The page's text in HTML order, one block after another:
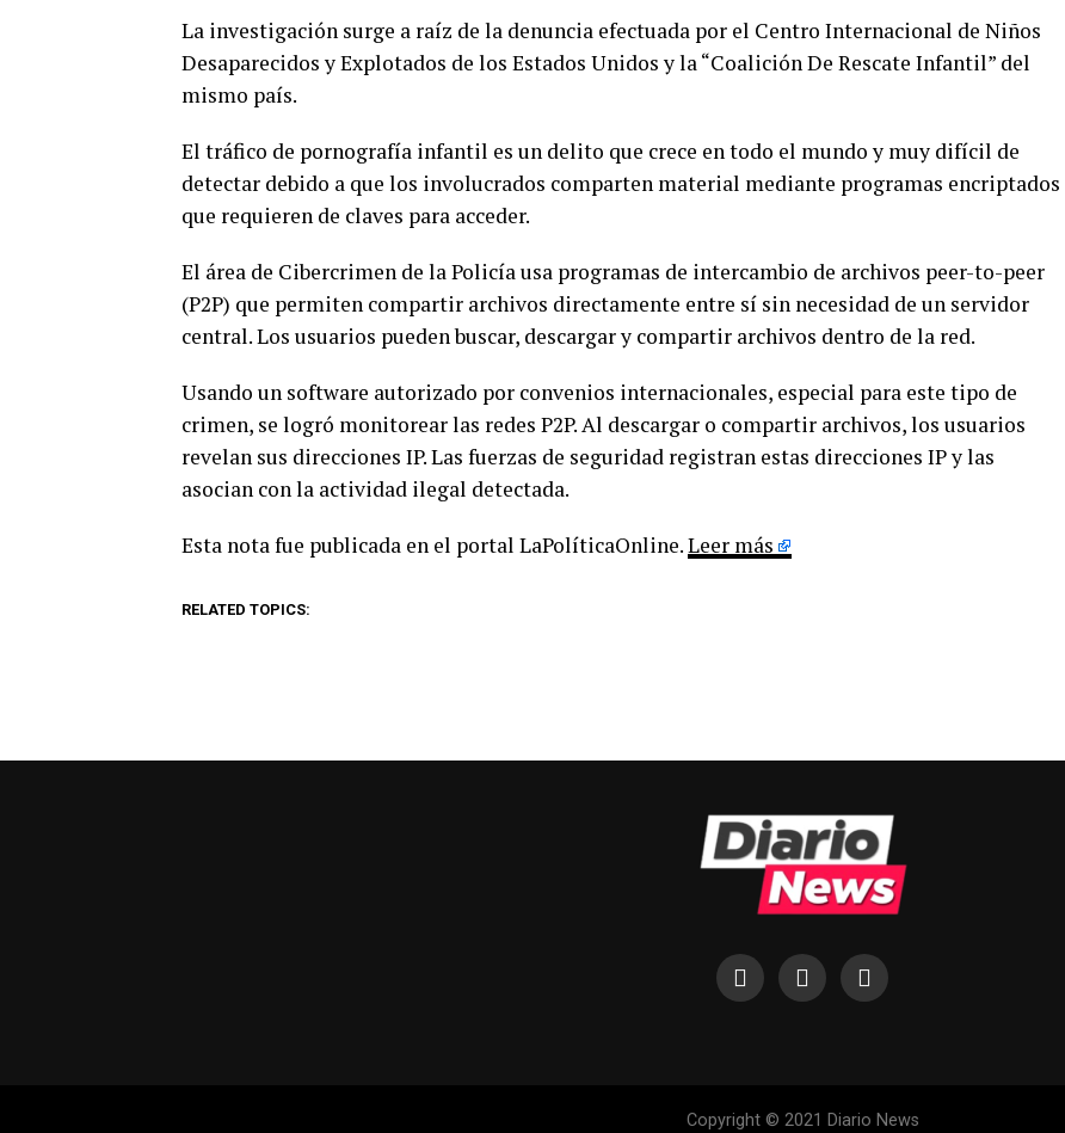
La investigación surge a raíz de la denuncia efectuada por el Centro Internacional de Niños
Desaparecidos y Explotados de los Estados Unidos y la “Coalición De Rescate Infantil” del
mismo país.
El tráfico de pornografía infantil es un delito que crece en todo el mundo y muy difícil de
detectar debido a que los involucrados comparten material mediante programas encriptados
que requieren de claves para acceder.
El área de Cibercrimen de la Policía usa programas de intercambio de archivos peer-to-peer
(P2P) que permiten compartir archivos directamente entre sí sin necesidad de un servidor
central. Los usuarios pueden buscar, descargar y compartir archivos dentro de la red.
Usando un software autorizado por convenios internacionales, especial para este tipo de
crimen, se logró monitorear las redes P2P. Al descargar o compartir archivos, los usuarios
revelan sus direcciones IP. Las fuerzas de seguridad registran estas direcciones IP y las
asocian con la actividad ilegal detectada.
Esta nota fue publicada en el portal LaPolíticaOnline.Leer más
RELATED TOPICS:
Copyright © 2021 Diario News